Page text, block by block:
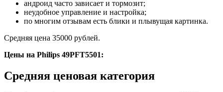
андроид часто зависает и тормозит;
неудобное управление и настройка;
по многим отзывам есть блики и плывущая картинка.
Средняя цена 35000 рублей.
Цены на Philips 49PFT5501:
Средняя ценовая категория